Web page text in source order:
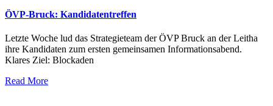
ÖVP-Bruck: Kandidatentreffen
Letzte Woche lud das Strategieteam der ÖVP Bruck an der Leitha
ihre Kandidaten zum ersten gemeinsamen Informationsabend.
Klares Ziel: Blockaden
Read More